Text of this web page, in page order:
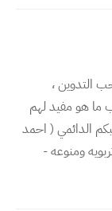
التدوين ،
ما هو مفيد لهم
الدائمي ( احمد
ومنوعه -